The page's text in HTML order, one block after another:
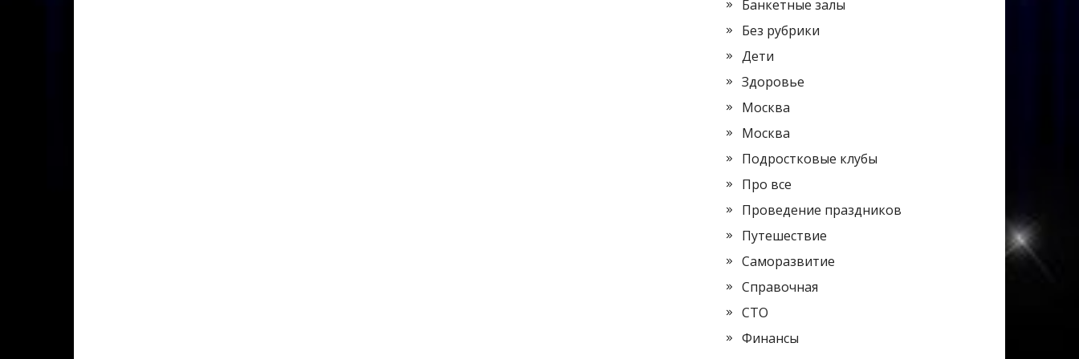
Банкетные залы
Без рубрики
Дети
Здоровье
Москва
Москва
Подростковые клубы
Про все
Проведение праздников
Путешествие
Саморазвитие
Справочная
СТО
Финансы